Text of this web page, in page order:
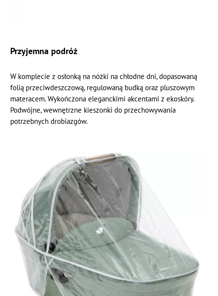
Przyjemna podróż
W komplecie z osłonką na nóżki na chłodne dni, dopasowaną
folią przeciwdeszczową, regulowaną budką oraz pluszowym
materacem. Wykończona eleganckimi akcentami z ekoskóry.
Podwójne, wewnętrzne kieszonki do przechowywania
potrzebnych drobiazgów.